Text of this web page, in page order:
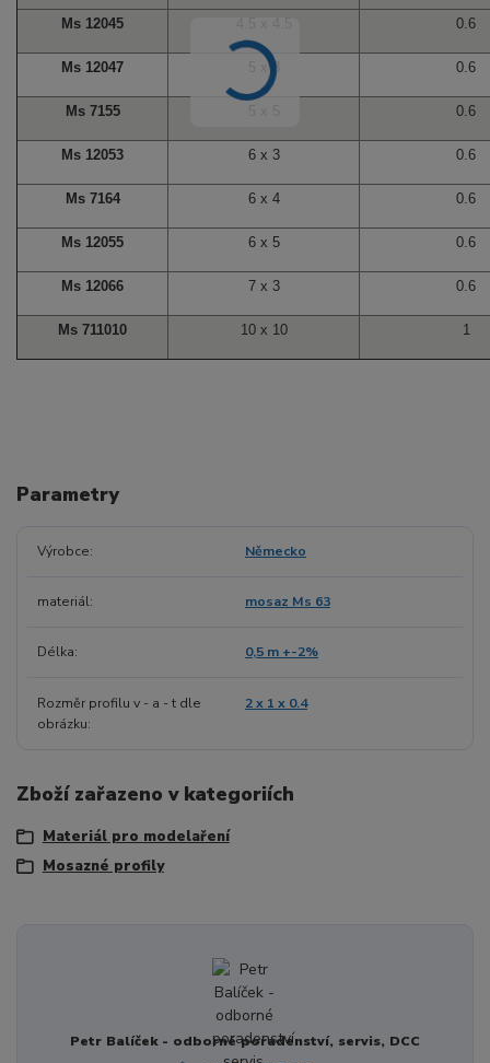
Ms 12045 0.6
Ms 12047 5 x 3 0.6
Ms 7155 0.6
Ms 12053 6 x 3 0.6
Ms 7164 6 x 4 0.6
Ms 12055 6 x 5 0.6
Ms 12066 7 x 3 0.6
Ms 711010 10 x 10 1
Parametry
Výrobce Německo
materiál mosaz Ms 63
Délka 0,5 m +-2%
Rozměr profilu v - a - t dle
obrázku
2 x 1 x 0.4
Zboží zařazeno v kategoriích
Materiál pro modelaření
Mosazné profily
Petr Balíček - odborné poradenství, servis, DCC